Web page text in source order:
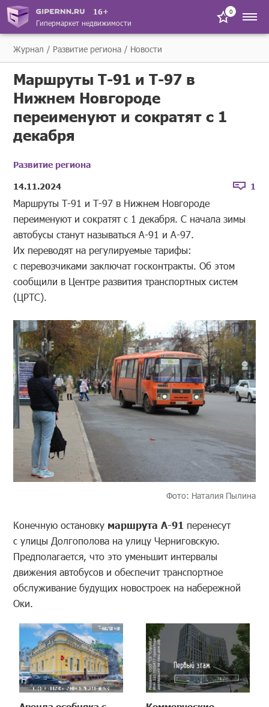
16+
Гипермаркет недвижимости
0
Журнал Развитие региона Новости
Маршруты Т-91 и Т-97 в
Нижнем Новгороде
переименуют и сократят с 1
декабря
Развитие региона
14.11.2024
1
Маршруты Т-91 и Т-97 в Нижнем Новгороде
переименуют и сократят с 1 декабря. С начала зимы
автобусы станут называться А-91 и А-97.
Их переводят на регулируемые тарифы:
с перевозчиками заключат госконтракты. Об этом
сообщили в Центре развития транспортных систем
(ЦРТС).
Фото: Наталия Пылина
Конечную остановку маршрута А-91 перенесут
с улицы Долгополова на улицу Черниговскую.
Предполагается, что это уменьшит интервалы
движения автобусов и обеспечит транспортное
обслуживание будущих новостроек на набережной
Оки.